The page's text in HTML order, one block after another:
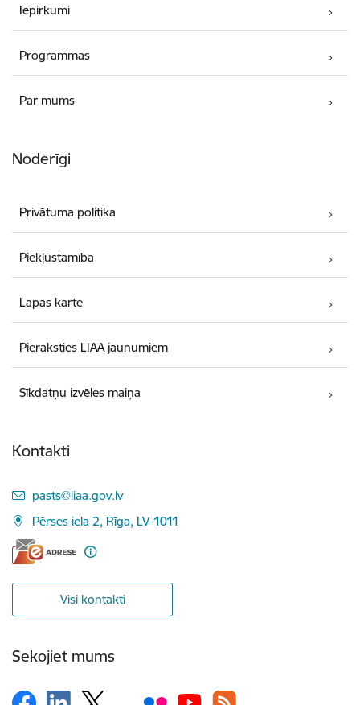
Iepirkumi
Programmas
Par mums
Noderīgi
Privātuma politika
Piekļūstamība
Lapas karte
Pieraksties LIAA jaunumiem
Sīkdatņu izvēles maiņa
Kontakti
E-pasts:
pasts@liaa.gov.lv
Pērses iela 2, Rīga, LV-1011
Visi kontakti
Sekojiet mums